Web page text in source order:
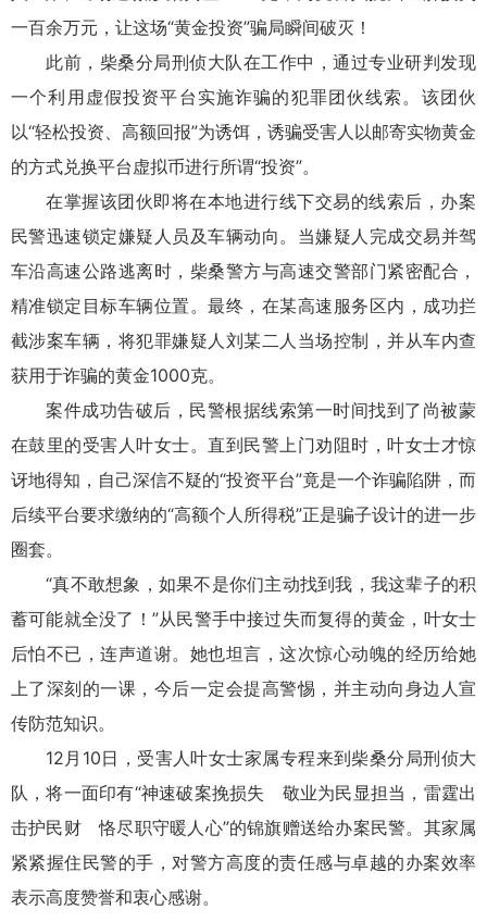
一百余万元，让这场“黄金投资”骗局瞬间破灭！
此前，柴桑分局刑侦大队在工作中，通过专业研判发现
一个利用虚假投资平台实施诈骗的犯罪团伙线索。该团伙
以“轻松投资、高额回报”为诱饵，诱骗受害人以邮寄实物黄金
的方式兑换平台虚拟币进行所谓“投资”。
在掌握该团伙即将在本地进行线下交易的线索后，办案
民警迅速锁定嫌疑人员及车辆动向。当嫌疑人完成交易并驾
车沿高速公路逃离时，柴桑警方与高速交警部门紧密配合，
精准锁定目标车辆位置。最终，在某高速服务区内，成功拦
截涉案车辆，将犯罪嫌疑人刘某二人当场控制，并从车内查
获用于诈骗的黄金1000克。
案件成功告破后，民警根据线索第一时间找到了尚被蒙
在鼓里的受害人叶女士。直到民警上门劝阻时，叶女士才惊
讶地得知，自己深信不疑的“投资平台”竟是一个诈骗陷阱，而
后续平台要求缴纳的“高额个人所得税”正是骗子设计的进一步
圈套。
“真不敢想象，如果不是你们主动找到我，我这辈子的积
蓄可能就全没了！”从民警手中接过失而复得的黄金，叶女士
后怕不已，连声道谢。她也坦言，这次惊心动魄的经历给她
上了深刻的一课，今后一定会提高警惕，并主动向身边人宣
传防范知识。
12月10日，受害人叶女士家属专程来到柴桑分局刑侦大
队，将一面印有“神速破案挽损失 敬业为民显担当，雷霆出
击护民财 恪尽职守暖人心”的锦旗赠送给办案民警。其家属
紧紧握住民警的手，对警方高度的责任感与卓越的办案效率
表示高度赞誉和衷心感谢。